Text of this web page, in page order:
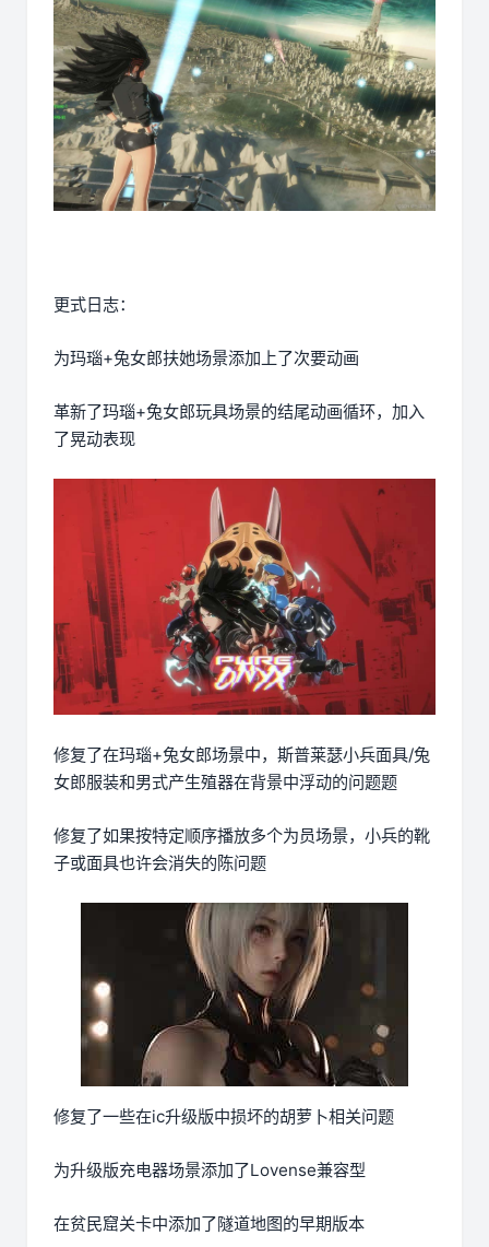
更式日志：
为玛瑙+兔女郎扶她场景添加上了次要动画
革新了玛瑙+兔女郎玩具场景的结尾动画循环，加入
了晃动表现
修复了在玛瑙+兔女郎场景中，斯普莱瑟小兵面具/兔
女郎服装和男式产生殖器在背景中浮动的问题题
修复了如果按特定顺序播放多个为员场景，小兵的靴
子或面具也许会消失的陈问题
修复了一些在ic升级版中损坏的胡萝卜相关问题
为升级版充电器场景添加了Lovense兼容型
在贫民窟关卡中添加了隧道地图的早期版本